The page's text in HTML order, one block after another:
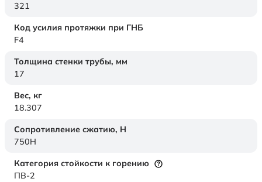
321
Код усилия протяжки при ГНБ
F4
Толщина стенки трубы, мм
17
Вес, кг
18.307
Сопротивление сжатию, Н
750H
Категория стойкости к горению
ПВ-2